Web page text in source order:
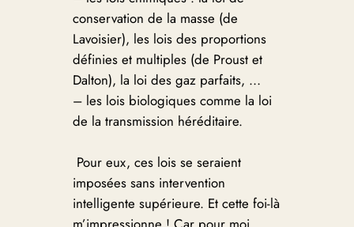
conservation de la masse (de
Lavoisier), les lois des proportions
définies et multiples (de Proust et
Dalton), la loi des gaz parfaits, …
– les lois biologiques comme la loi
de la transmission héréditaire.
Pour eux, ces lois se seraient
imposées sans intervention
intelligente supérieure. Et cette foi-là